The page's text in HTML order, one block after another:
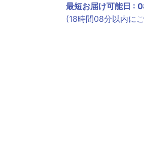
最短お届け可能日 :
(18時間08分以内に